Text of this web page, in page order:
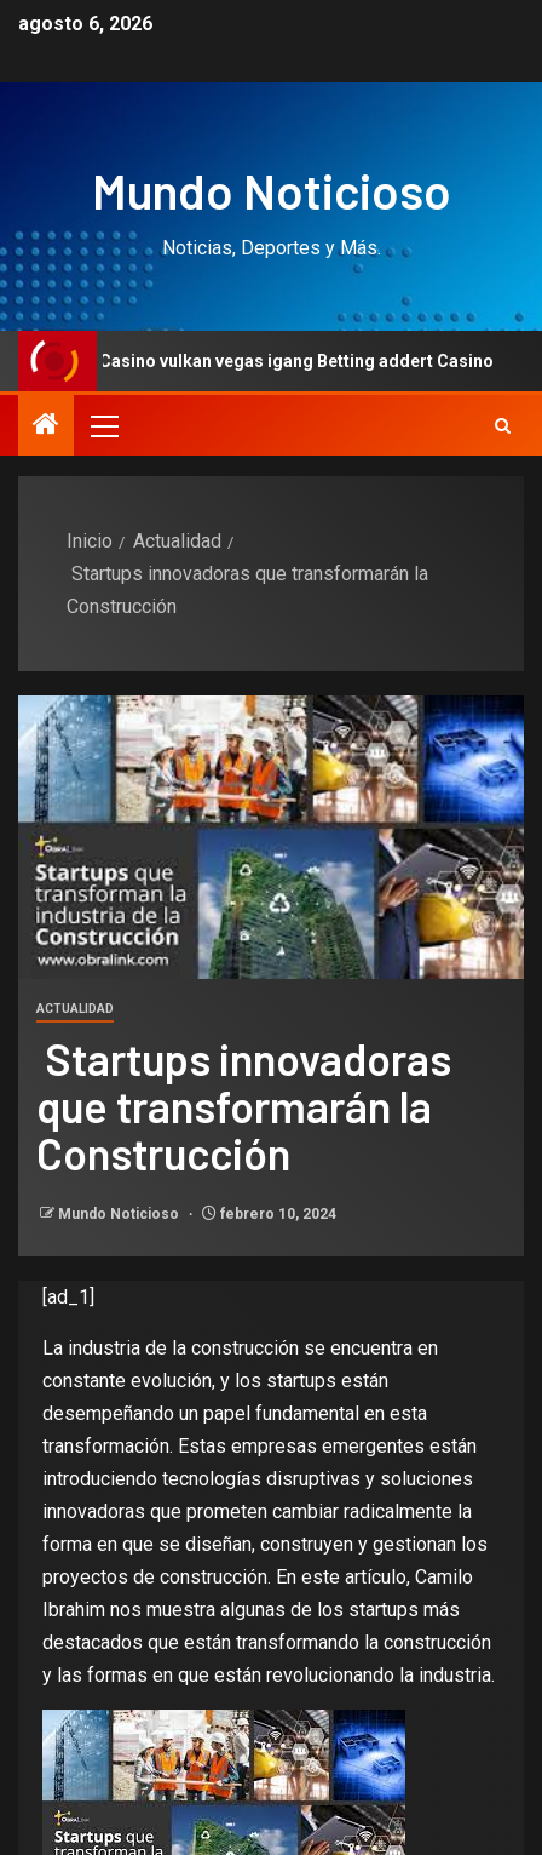
agosto 6, 2026
Mundo Noticioso
Noticias, Deportes y Más.
vulkan vegas igang Betting addert Casino
Inicio
Actualidad
Startups innovadoras que transformarán la
Construcción
ACTUALIDAD
Startups innovadoras
que transformarán la
Construcción
Mundo Noticioso febrero 10, 2024
[ad_1]
La industria de la construcción se encuentra en
constante evolución, y los startups están
desempeñando un papel fundamental en esta
transformación. Estas empresas emergentes están
introduciendo tecnologías disruptivas y soluciones
innovadoras que prometen cambiar radicalmente la
forma en que se diseñan, construyen y gestionan los
proyectos de construcción. En este artículo, Camilo
Ibrahim nos muestra algunas de los startups más
destacados que están transformando la construcción
y las formas en que están revolucionando la industria.